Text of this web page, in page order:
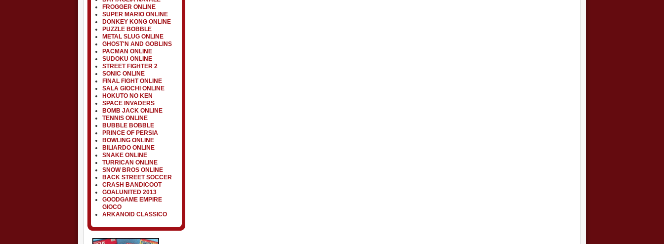
FROGGER ONLINE
SUPER MARIO ONLINE
DONKEY KONG ONLINE
PUZZLE BOBBLE
METAL SLUG ONLINE
GHOST'N AND GOBLINS
PACMAN ONLINE
SUDOKU ONLINE
STREET FIGHTER 2
SONIC ONLINE
FINAL FIGHT ONLINE
SALA GIOCHI ONLINE
HOKUTO NO KEN
SPACE INVADERS
BOMB JACK ONLINE
TENNIS ONLINE
BUBBLE BOBBLE
PRINCE OF PERSIA
BOWLING ONLINE
BILIARDO ONLINE
SNAKE ONLINE
TURRICAN ONLINE
SNOW BROS ONLINE
BACK STREET SOCCER
CRASH BANDICOOT
GOALUNITED 2013
GOODGAME EMPIRE
GIOCO
ARKANOID CLASSICO